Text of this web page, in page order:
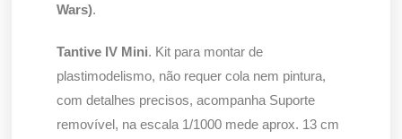
Wars).
Tantive IV Mini. Kit para montar de
plastimodelismo, não requer cola nem pintura,
com detalhes precisos, acompanha Suporte
removível, na escala 1/1000 mede aprox. 13 cm